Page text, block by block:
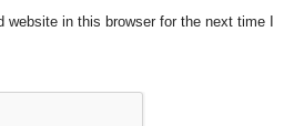
website in this browser for the next time I